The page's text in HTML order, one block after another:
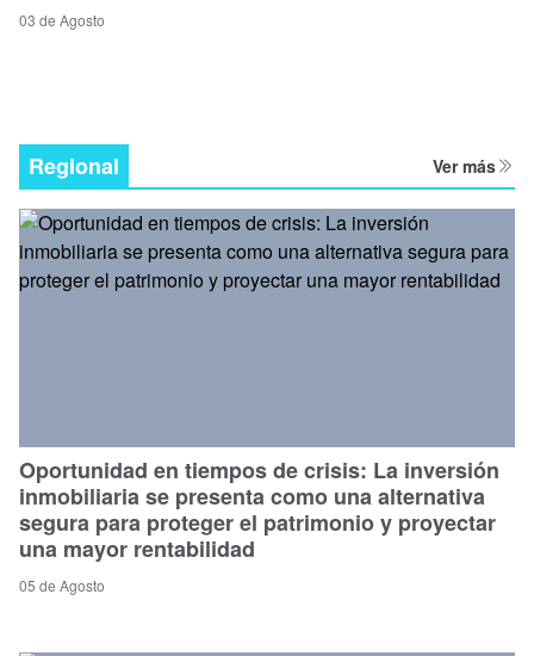
03 de Agosto
Regional Ver más
Oportunidad en tiempos de crisis: La inversión
inmobiliaria se presenta como una alternativa
segura para proteger el patrimonio y proyectar
una mayor rentabilidad
05 de Agosto